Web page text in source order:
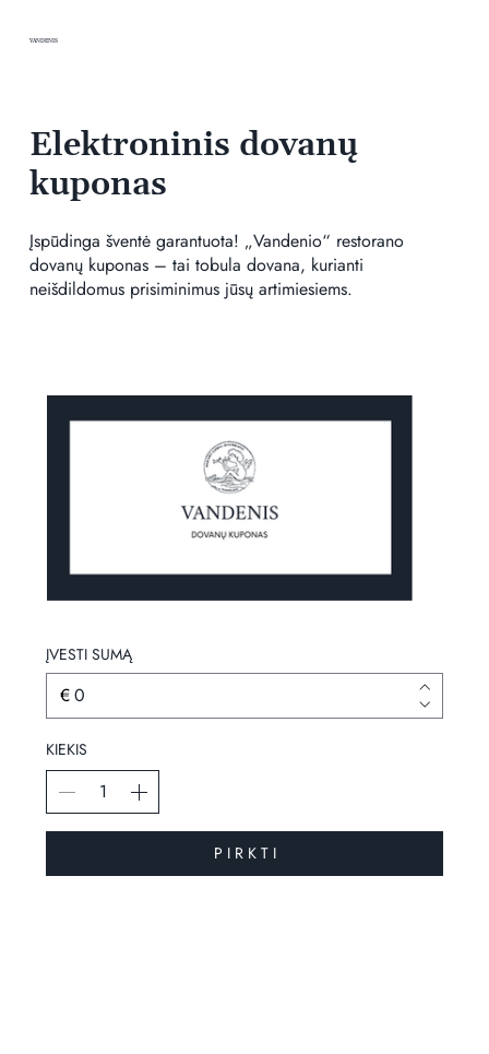
VANDENIS
Elektroninis dovanų
kuponas
Įspūdinga šventė garantuota! „Vandenio“ restorano
dovanų kuponas – tai tobula dovana, kurianti
neišdildomus prisiminimus jūsų artimiesiems.
ĮVESTI SUMĄ
€
KIEKIS
P I R K T I